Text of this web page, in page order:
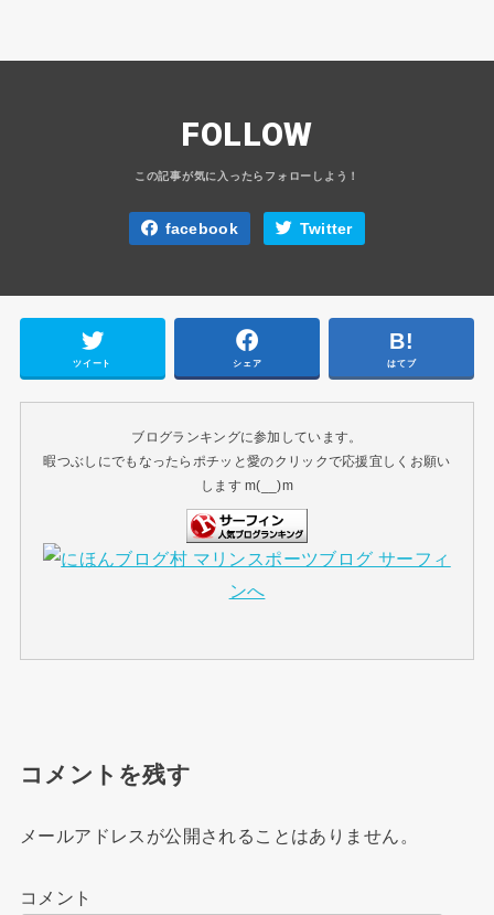
FOLLOW
facebook Twitter
ツイート シェア はてブ
ブログランキングに参加しています。
暇つぶしにでもなったらポチッと愛のクリックで応援宜しくお願い
します m(__)m
コメントを残す
メールアドレスが公開されることはありません。
コメント